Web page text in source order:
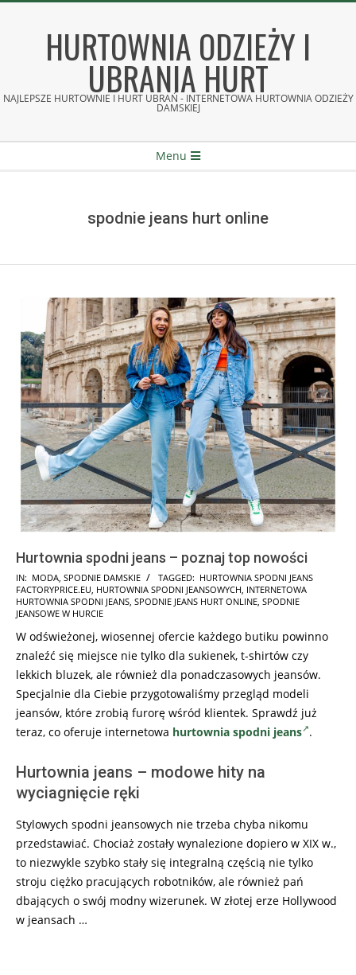
HURTOWNIA ODZIEŻY I
UBRANIA HURT
NAJLEPSZE HURTOWNIE I HURT UBRAŃ - INTERNETOWA HURTOWNIA ODZIEŻY
DAMSKIEJ
Menu
spodnie jeans hurt online
Hurtownia spodni jeans – poznaj top nowości
2023-
03-
20
IN: MODA SPODNIE DAMSKIE TAGGED: HURTOWNIA SPODNI JEANS
FACTORYPRICE.EU HURTOWNIA SPODNI JEANSOWYCH INTERNETOWA
HURTOWNIA SPODNI JEANS SPODNIE JEANS HURT ONLINE SPODNIE
JEANSOWE W HURCIE
W odświeżonej, wiosennej ofercie każdego butiku powinno
znaleźć się miejsce nie tylko dla sukienek, t-shirtów czy
lekkich bluzek, ale również dla ponadczasowych jeansów.
Specjalnie dla Ciebie przygotowaliśmy przegląd modeli
jeansów, które zrobią furorę wśród klientek. Sprawdź już
teraz, co oferuje internetowa hurtownia spodni jeans .
Hurtownia jeans – modowe hity na
wyciagnięcie ręki
Stylowych spodni jeansowych nie trzeba chyba nikomu
przedstawiać. Chociaż zostały wynalezione dopiero w XIX w.,
to niezwykle szybko stały się integralną częścią nie tylko
stroju ciężko pracujących robotników, ale również pań
dbających o swój modny wizerunek. W złotej erze Hollywood
w jeansach …